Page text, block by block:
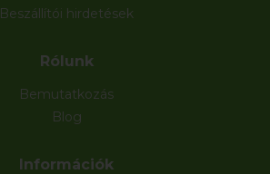
Beszállítói hirdetések
Rólunk
Bemutatkozás
Blog
Információk